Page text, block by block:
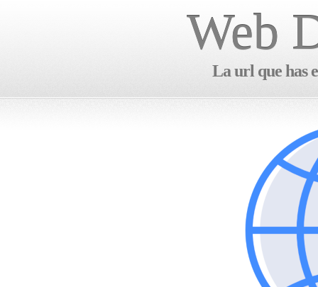
Web
La url que has